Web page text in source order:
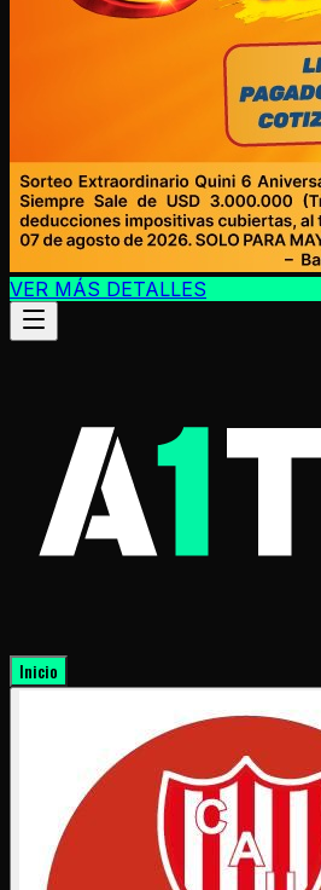
VER MÁS DETALLES
Inicio